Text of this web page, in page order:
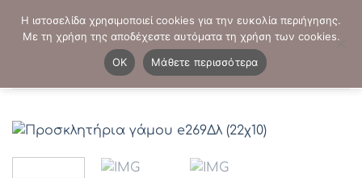
στο
ΤΗΛΕΦΩΝΙΚΕΣ ΠΑΡΑΓΓΕΛΙΕΣ: - 2103821941
Η ιστοσελίδα χρησιμοποιεί cookies για την ευκολία περιήγησης.
Με τη χρήση της αποδέχεστε αυτόματα τη χρήση των cookies.
OK
Μάθετε περισσότερα